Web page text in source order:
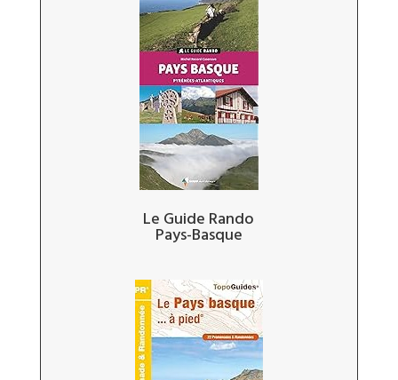
Le Guide Rando
Pays-Basque